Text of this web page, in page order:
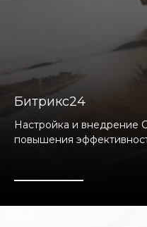
Битрикс24
Настройка и внедрение
повышения